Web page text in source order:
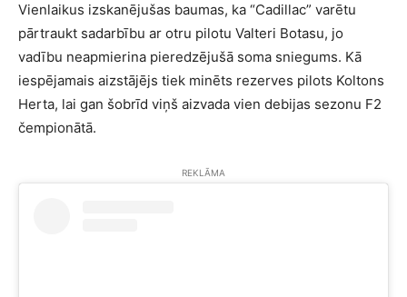
Vienlaikus izskanējušas baumas, ka “Cadillac” varētu
pārtraukt sadarbību ar otru pilotu Valteri Botasu, jo
vadību neapmierina pieredzējušā soma sniegums. Kā
iespējamais aizstājējs tiek minēts rezerves pilots Koltons
Herta, lai gan šobrīd viņš aizvada vien debijas sezonu F2
čempionātā.
REKLĀMA